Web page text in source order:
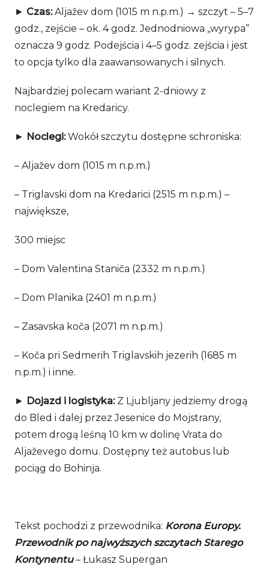
► Czas:Aljažev dom (1015 m n.p.m.) → szczyt – 5–7
godz., zejście – ok. 4 godz. Jednodniowa „wyrypa”
oznacza 9 godz. Podejścia i 4–5 godz. zejścia i jest
to opcja tylko dla zaawansowanych i silnych.
Najbardziej polecam wariant 2-dniowy z
noclegiem na Kredaricy.
► Noclegi:Wokół szczytu dostępne schroniska:
– Aljažev dom (1015 m n.p.m.)
– Triglavski dom na Kredarici (2515 m n.p.m.) –
największe,
300 miejsc
– Dom Valentina Staniča (2332 m n.p.m.)
– Dom Planika (2401 m n.p.m.)
– Zasavska koča (2071 m n.p.m.)
– Koča pri Sedmerih Triglavskih jezerih (1685 m
n.p.m.) i inne.
► Dojazd i logistyka: Z Ljubljany jedziemy drogą
do Bled i dalej przez Jesenice do Mojstrany,
potem drogą leśną 10 km w dolinę Vrata do
Aljaževego domu. Dostępny też autobus lub
pociąg do Bohinja.
Tekst pochodzi z przewodnika: Korona Europy.
Przewodnik po najwyższych szczytach Starego
Kontynentu– Łukasz Supergan